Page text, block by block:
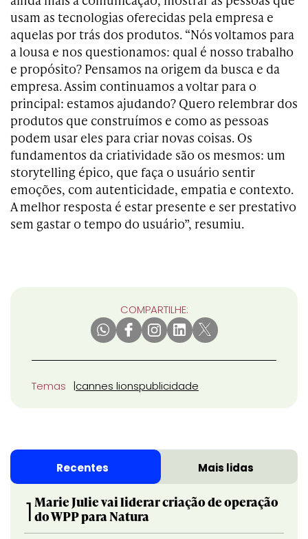
usam as tecnologias oferecidas pela empresa e
aquelas por trás dos produtos. “Nós voltamos para
a lousa e nos questionamos: qual é nosso trabalho
e propósito? Pensamos na origem da busca e da
empresa. Assim continuamos a voltar para o
principal: estamos ajudando? Quero relembrar dos
produtos que construímos e como as pessoas
podem usar eles para criar novas coisas. Os
fundamentos da criatividade são os mesmos: um
storytelling épico, que faça o usuário sentir
emoções, com autenticidade, empatia e contexto.
A melhor resposta é estar presente e ser prestativo
sem gastar o tempo do usuário”, resumiu.
COMPARTILHE:
Temas cannes lionspublicidade
Recentes Mais lidas
1 Marie Julie vai liderar criação de operação
do WPP para Natura